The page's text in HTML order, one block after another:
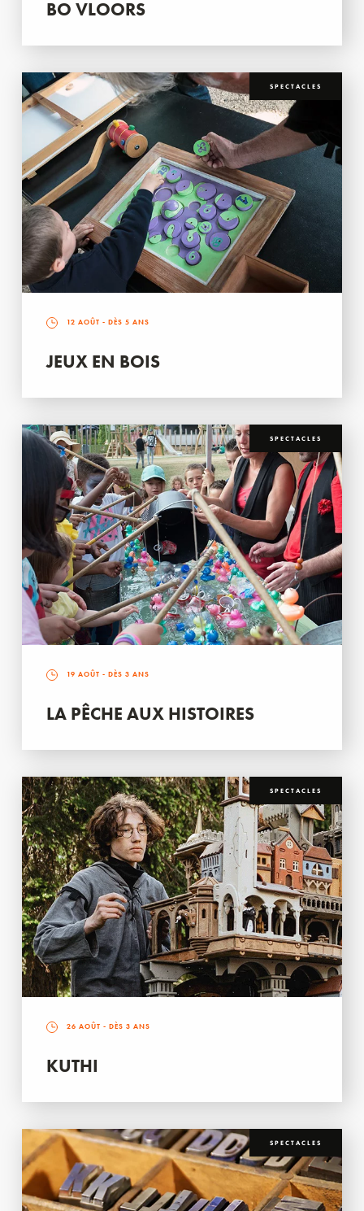
BO VLOORS
SPECTACLES
12 AOÛT - DÈS 5 ANS
JEUX EN BOIS
SPECTACLES
19 AOÛT - DÈS 3 ANS
LA PÊCHE AUX HISTOIRES
SPECTACLES
26 AOÛT - DÈS 3 ANS
KUTHI
SPECTACLES